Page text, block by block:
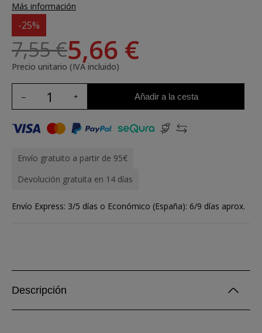
Más información
-25%
7,55 €5,66 €
Precio unitario (IVA incluido)
Añadir a la cesta
Envío gratuito a partir de 95€
Devolución gratuita en 14 días
Envío Express: 3/5 días o Económico (España): 6/9 días aprox.
Descripción